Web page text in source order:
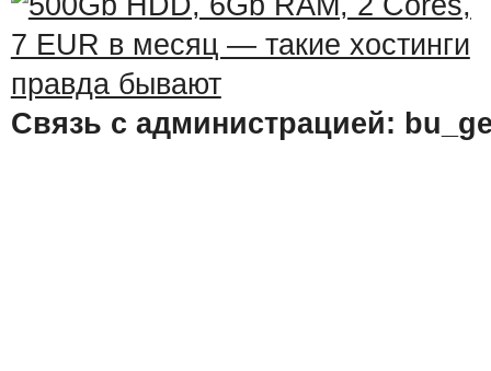
Связь с администрацией: